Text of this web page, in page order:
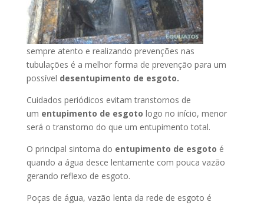
sempre atento e realizando prevenções nas
tubulações é a melhor forma de prevenção para um
possível desentupimento de esgoto.
Cuidados periódicos evitam transtornos de
um entupimento de esgoto logo no início, menor
será o transtorno do que um entupimento total.
O principal sintoma do entupimento de esgoto é
quando a água desce lentamente com pouca vazão
gerando reflexo de esgoto.
Poças de água, vazão lenta da rede de esgoto é